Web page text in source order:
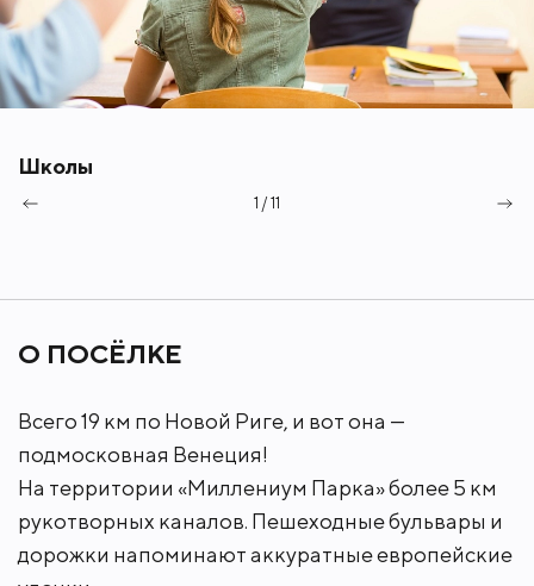
решил построить собственный загородный дом и
жить на природе в экологически чистом районе
Подмосковья.
1 / 11
Школы
О ПОСЁЛКЕ
Всего 19 км по Новой Риге, и вот она —
подмосковная Венеция!
На территории «Миллениум Парка» более 5 км
рукотворных каналов. Пешеходные бульвары и
дорожки напоминают аккуратные европейские